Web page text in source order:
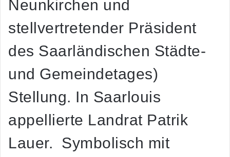
Neunkirchen und
stellvertretender Präsident
des Saarländischen Städte-
und Gemeindetages)
Stellung. In Saarlouis
appellierte Landrat Patrik
Lauer. Symbolisch mit